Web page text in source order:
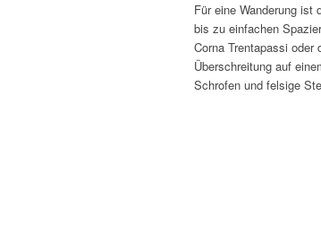
Für eine Wanderung ist
bis zu einfachen
Corna Trentapassi
Überschreitung auf
Schrofen und felsige